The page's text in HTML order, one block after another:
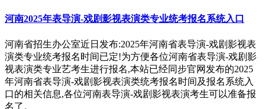
河南2025年表导演-戏剧影视表演类专业统考报名系统入口
河南省招生办公室近日发布:2025年河南省表导演-戏剧影视表
演类专业统考报名时间已定!为方便各位河南省表导演-戏剧影
视表演类专业艺考生进行报名,本站已经同步官网发布的2025
年河南省表导演-戏剧影视表演类统考报名时间及报名系统入
口的相关信息,各位河南表导演-戏剧影视表演考生可以准备报
名了。